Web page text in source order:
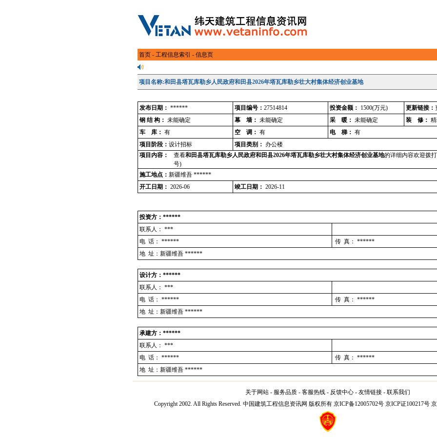
首页 - 工程信息索引
- 信息页
项目名称:和田县塔瓦库勒乡人民政府和田县2026年塔瓦库勒乡壮大村集体经济创业基地
发布日期： ****** 项目编号： 27514814 投资金额： 1500(万元) 更新链接：
钢 结 构： 未能确定 幕 墙： 未能确定 采 暖： 未能确定 装 修：
车 库： 有 空 调： 有 电 梯： 有
项目阶段： 设计招标 项目类别： 办公楼
项目内容：
查看和田县塔瓦库勒乡人民政府和田县2026年塔瓦库勒乡壮大村集体经济创业基地的详细内容欢迎拨
号)
施工地点： 新疆维吾 ******
开工日期： 2026-06 竣工日期： 2026-11
投资方：******
联系人： ***
电 话： ****** 传 真： ******
地 址：新疆维吾 ******
设计方：******
联系人： ***
电 话： ****** 传 真： ******
地 址：新疆维吾 ******
承建方：******
联系人： ***
电 话： ****** 传 真： ******
地 址：新疆维吾 ******
关于网站 - 服务品质 - 客服热线 - 反馈中心 - 友情链接 - 联系我们
Copyright 2002. All Rights Reserved. 中国建筑工程信息资讯网 版权所有 京ICP备12005702号 京ICP证100217号